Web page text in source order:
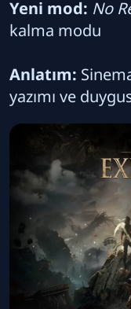
Yeni mod: No
kalma modu
Anlatım:
yazımı ve